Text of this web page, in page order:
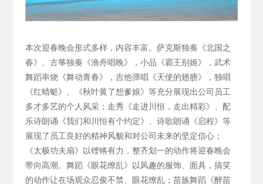
本次迎春晚会形式多样，内容丰富。萨克斯独奏《北国之
春》、古筝独奏《渔舟唱晚》，小品《霸王别姬》，武术
舞蹈串烧《舞动青春》，吉他弹唱《天使的翅膀》，独唱
《红蜻蜓》、《秋叶黄了想爹娘》等充分展现出公司员工
多才多艺的个人风采；走秀《走进川恒，走出精彩》、配
乐诗朗诵《我们和川恒有个约定》、诗歌朗诵《启程》等
展现了员工良好的精神风貌和对公司未来的坚定信心；
《太极功夫扇》以铿锵有力，整齐划一的动作将迎春晚会
带向高潮。舞蹈《眼花缭乱》以风趣的服饰、面具，搞笑
的动作让在场观众忍俊不禁、眼花缭乱；苗族舞蹈《醉苗